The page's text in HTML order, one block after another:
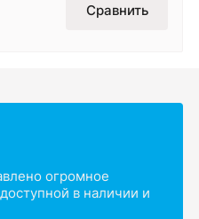
Сравнить
огромное
в наличии и